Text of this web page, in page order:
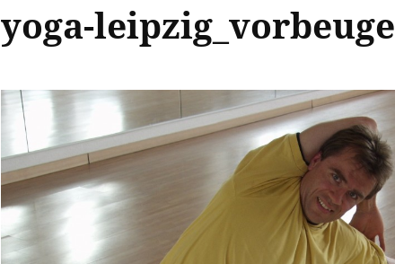
yoga-leipzig_vorbeuge